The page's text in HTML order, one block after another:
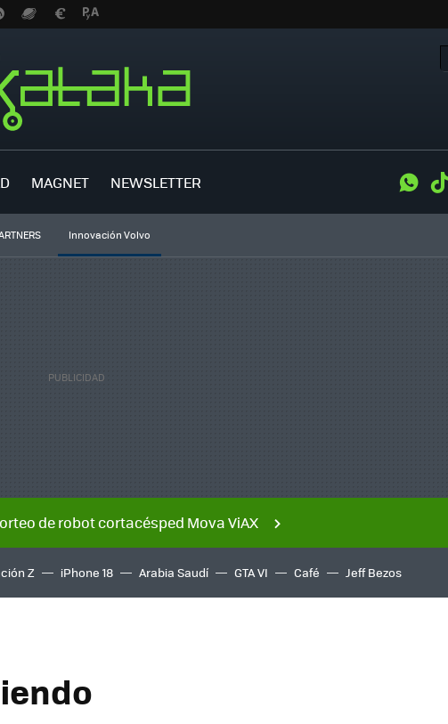
MAGNET NEWSLETTER
Innovación Volvo
de robot cortacésped Mova ViAX
Z iPhone 18 Arabia Saudí GTA VI Café Jeff Bezos